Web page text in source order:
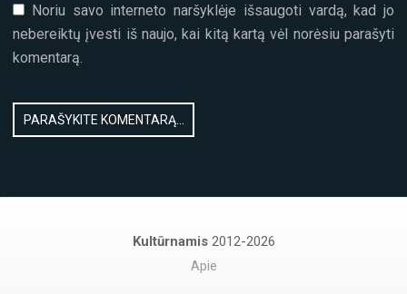
Noriu savo interneto naršyklėje išsaugoti vardą, kad jo
nebereiktų įvesti iš naujo, kai kitą kartą vėl norėsiu parašyti
komentarą.
Kultūrnamis 2012-2026
Apie